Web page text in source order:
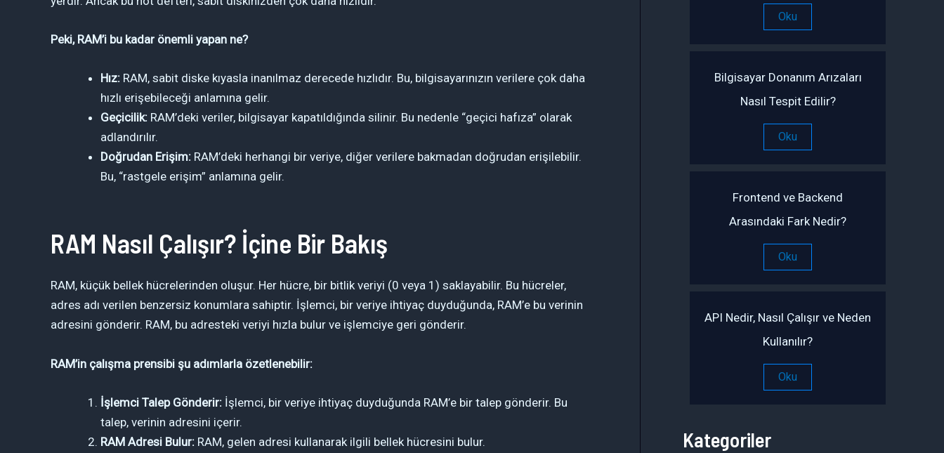
Peki, RAM’i bu kadar önemli yapan ne?
Hız: RAM, sabit diske kıyasla inanılmaz derecede hızlıdır. Bu, bilgisayarınızın verilere çok daha
hızlı erişebileceği anlamına gelir.
Geçicilik: RAM’deki veriler, bilgisayar kapatıldığında silinir. Bu nedenle “geçici hafıza” olarak
adlandırılır.
Doğrudan Erişim: RAM’deki herhangi bir veriye, diğer verilere bakmadan doğrudan erişilebilir.
Bu, “rastgele erişim” anlamına gelir.
RAM Nasıl Çalışır? İçine Bir Bakış
RAM, küçük bellek hücrelerinden oluşur. Her hücre, bir bitlik veriyi (0 veya 1) saklayabilir. Bu hücreler,
adres adı verilen benzersiz konumlara sahiptir. İşlemci, bir veriye ihtiyaç duyduğunda, RAM’e bu verinin
adresini gönderir. RAM, bu adresteki veriyi hızla bulur ve işlemciye geri gönderir.
RAM’in çalışma prensibi şu adımlarla özetlenebilir:
İşlemci Talep Gönderir: İşlemci, bir veriye ihtiyaç duyduğunda RAM’e bir talep gönderir. Bu
talep, verinin adresini içerir.
RAM Adresi Bulur: RAM, gelen adresi kullanarak ilgili bellek hücresini bulur.
Oku
Bilgisayar Donanım Arızaları
Nasıl Tespit Edilir?
Oku
Frontend ve Backend
Arasındaki Fark Nedir?
Oku
API Nedir, Nasıl Çalışır ve Neden
Kullanılır?
Oku
Kategoriler